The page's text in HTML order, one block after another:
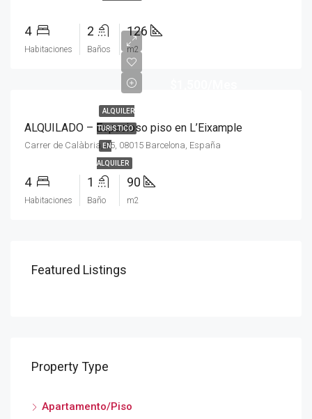
4
Habitaciones
2
Baños
126
m2
ALQUILER
TURISTICO
EN
ALQUILER
ALQUILADO – Espacioso piso en L’Eixample
Carrer de Calàbria, 85, 08015 Barcelona, España
4
Habitaciones
1
Baño
90
m2
Featured Listings
Property Type
Apartamento/Piso